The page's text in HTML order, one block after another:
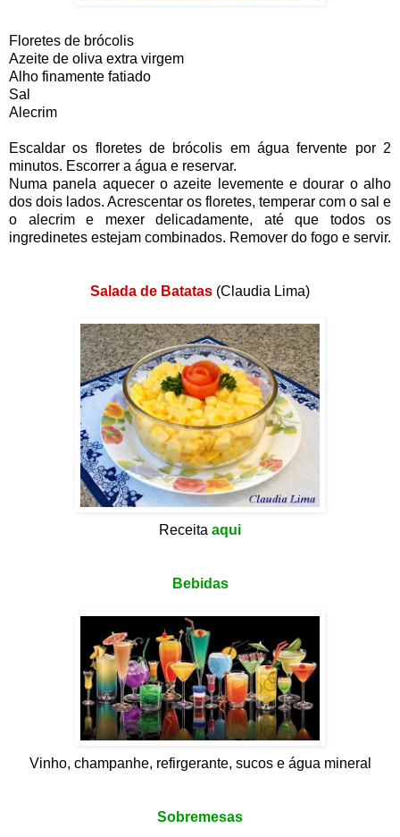
Floretes de brócolis
Azeite de oliva extra virgem
Alho finamente fatiado
Sal
Alecrim
Escaldar os floretes de brócolis em água fervente por 2
minutos. Escorrer a água e reservar.
Numa panela aquecer o azeite levemente e dourar o alho
dos dois lados. Acrescentar os floretes, temperar com o sal e
o alecrim e mexer delicadamente, até que todos os
ingredinetes estejam combinados. Remover do fogo e servir.
Salada de Batatas (Claudia Lima)
Receita aqui
Bebidas
Vinho, champanhe, refirgerante, sucos e água mineral
Sobremesas